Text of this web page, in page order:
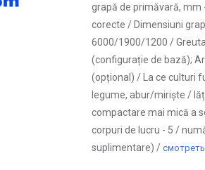
grapă de primăvară, mm
corecte /Dimensiuni
6000/1900/1200 /
(configurație de bază);
(opțional) /La ce culturi
legume, abur/miriște /
compactare mai mică a
corpuri de lucru - 5 /
suplimentare) /